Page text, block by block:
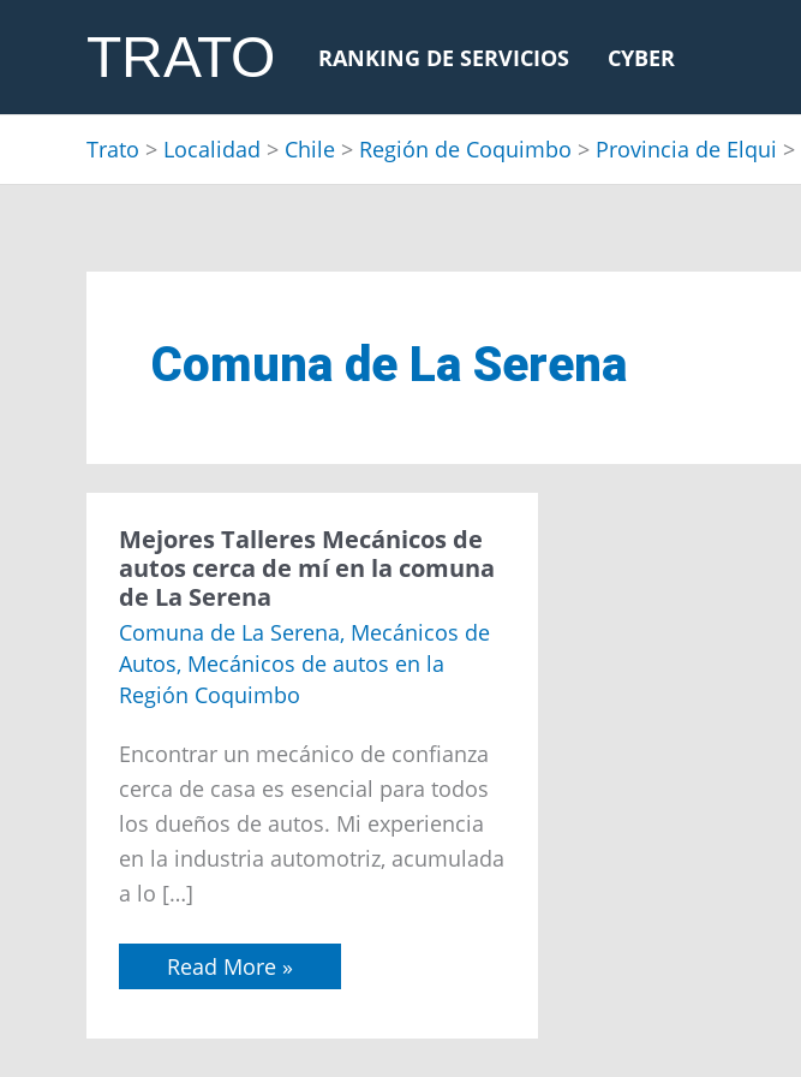
TRATO RANKING DE SERVICIOS CYBER
Trato > Localidad > Chile > Región de Coquimbo > Provincia de Elqui >
Comuna de La Serena
Mejores Talleres Mecánicos de
autos cerca de mí en la comuna
de La Serena
Comuna de La Serena, Mecánicos de
Autos, Mecánicos de autos en la
Región Coquimbo
Encontrar un mecánico de confianza
cerca de casa es esencial para todos
los dueños de autos. Mi experiencia
en la industria automotriz, acumulada
a lo […]
Mejores
Talleres
Mecánicos
de
autos
cerca
de
mí
en
comuna
de
La
Serena
Read More »